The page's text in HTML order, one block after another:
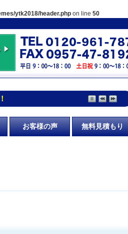
ytk2018/header.phpon line 50
お客様の声 無料見積もり